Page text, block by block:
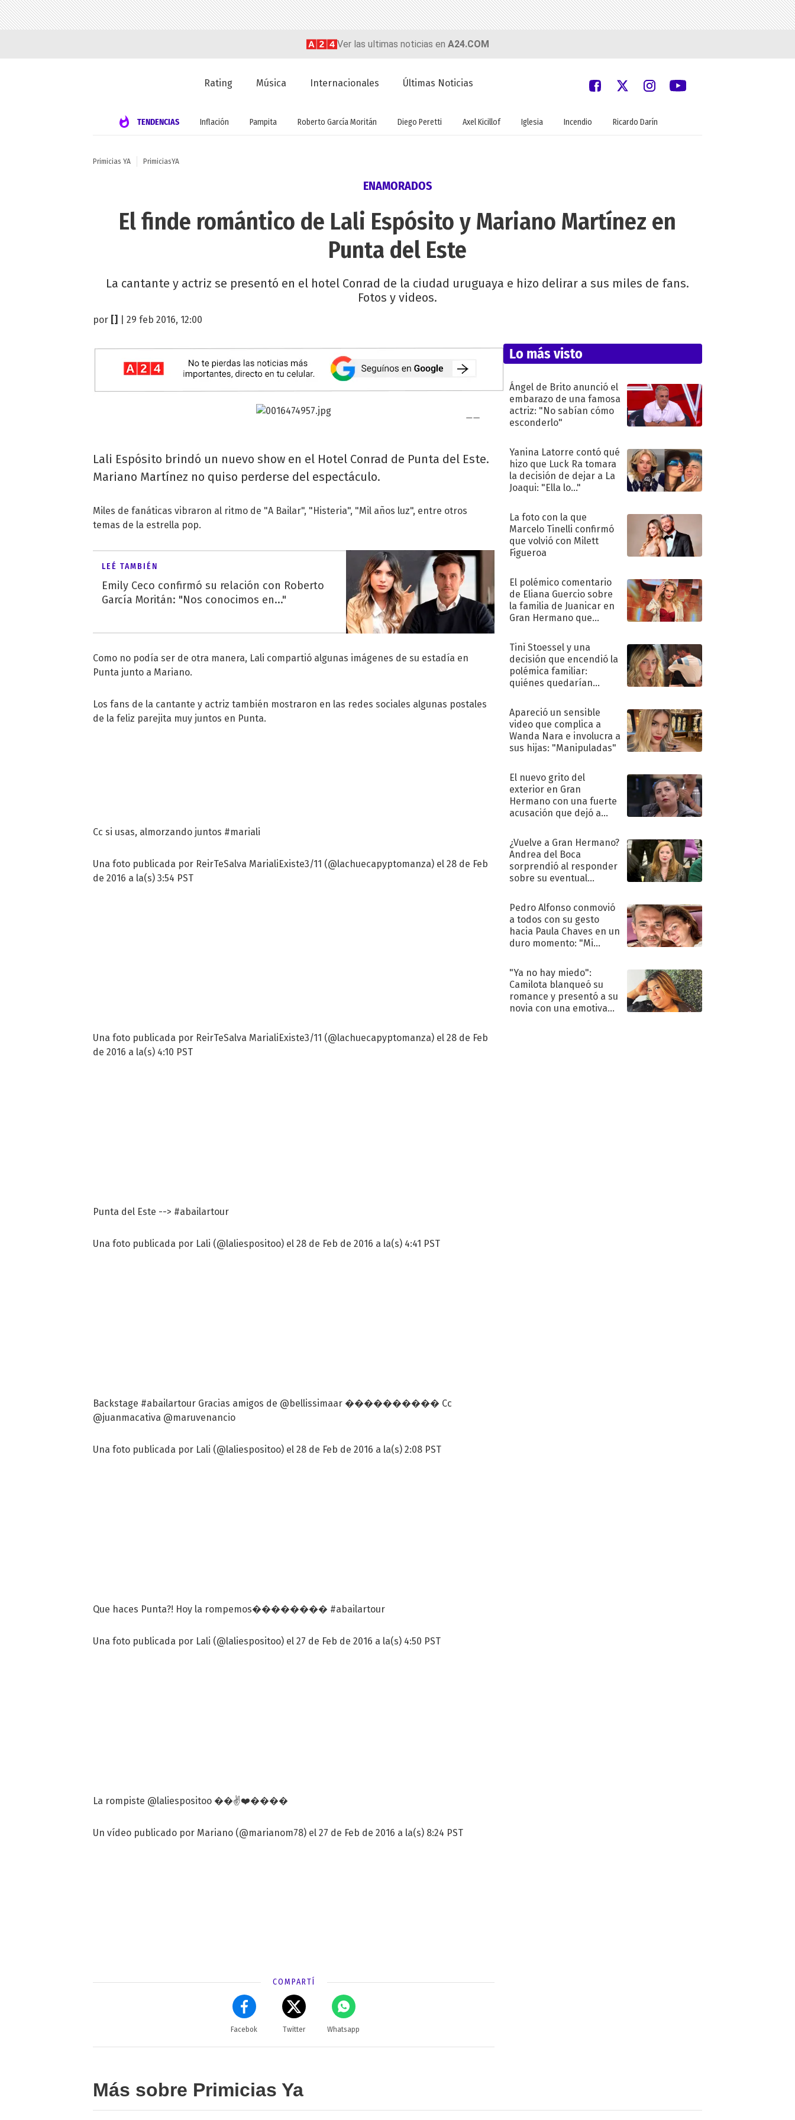
Ver las ultimas noticias en A24.COM
Rating Música Internacionales Últimas Noticias
TENDENCIAS Inflación Pampita Roberto García Moritán Diego Peretti Axel Kicillof Iglesia Incendio Ricardo Darín
Primicias YA PrimiciasYA
ENAMORADOS
El finde romántico de Lali Espósito y Mariano Martínez en
Punta del Este
La cantante y actriz se presentó en el hotel Conrad de la ciudad uruguaya e hizo delirar a sus miles de fans.
Fotos y videos.
por | 29 feb 2016, 12:00
Lali Espósito brindó un nuevo show en el Hotel Conrad de Punta del Este.
Mariano Martínez no quiso perderse del espectáculo.
Miles de fanáticas vibraron al ritmo de "A Bailar", "Histeria", "Mil años luz", entre otros
temas de la estrella pop.
LEÉ TAMBIÉN
Emily Ceco confirmó su relación con Roberto
García Moritán: "Nos conocimos en..."
Como no podía ser de otra manera, Lali compartió algunas imágenes de su estadía en
Punta junto a Mariano.
Los fans de la cantante y actriz también mostraron en las redes sociales algunas postales
de la feliz parejita muy juntos en Punta.
Cc si usas, almorzando juntos #mariali
Una foto publicada por ReirTeSalva MarialiExiste3/11 (@lachuecapyptomanza) el 28 de Feb
de 2016 a la(s) 3:54 PST
Una foto publicada por ReirTeSalva MarialiExiste3/11 (@lachuecapyptomanza) el 28 de Feb
de 2016 a la(s) 4:10 PST
Punta del Este --> #abailartour
Una foto publicada por Lali (@laliespositoo) el 28 de Feb de 2016 a la(s) 4:41 PST
Backstage #abailartour Gracias amigos de @bellissimaar ���������� Cc
@juanmacativa @maruvenancio
Una foto publicada por Lali (@laliespositoo) el 28 de Feb de 2016 a la(s) 2:08 PST
Que haces Punta?! Hoy la rompemos�������� #abailartour
Una foto publicada por Lali (@laliespositoo) el 27 de Feb de 2016 a la(s) 4:50 PST
La rompiste @laliespositoo ��✌️❤️����
Un vídeo publicado por Mariano (@marianom78) el 27 de Feb de 2016 a la(s) 8:24 PST
COMPARTÍ
Facebok Twitter Whatsapp
Lo más visto
Ángel de Brito anunció el
embarazo de una famosa
actriz: "No sabían cómo
esconderlo"
Yanina Latorre contó qué
hizo que Luck Ra tomara
la decisión de dejar a La
Joaqui: "Ella lo..."
La foto con la que
Marcelo Tinelli confirmó
que volvió con Milett
Figueroa
El polémico comentario
de Eliana Guercio sobre
la familia de Juanicar en
Gran Hermano que
Tini Stoessel y una
decisión que encendió la
polémica familiar:
quiénes quedarían
Apareció un sensible
video que complica a
Wanda Nara e involucra a
sus hijas: "Manipuladas"
El nuevo grito del
exterior en Gran
Hermano con una fuerte
acusación que dejó a
"Traidora"
¿Vuelve a Gran Hermano?
Andrea del Boca
sorprendió al responder
sobre su eventual
Pedro Alfonso conmovió
a todos con su gesto
hacia Paula Chaves en un
duro momento: "Mi
terapéutico"
"Ya no hay miedo":
Camilota blanqueó su
romance y presentó a su
novia con una emotiva
Más sobre Primicias Ya